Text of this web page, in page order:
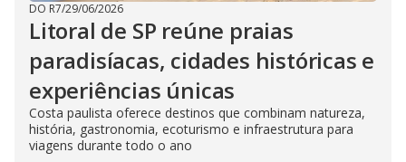
DO R7/29/06/2026
Litoral de SP reúne praias
paradisíacas, cidades históricas e
experiências únicas
Costa paulista oferece destinos que combinam natureza,
história, gastronomia, ecoturismo e infraestrutura para
viagens durante todo o ano